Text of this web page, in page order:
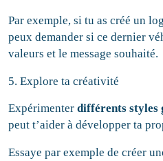
Par exemple, si tu as créé un
peux demander si ce dernier
valeurs et le message souhaité.
5. Explore ta créativité
Expérimenterdifférents styles
peut t’aider à développer ta
Essaye par exemple de créer